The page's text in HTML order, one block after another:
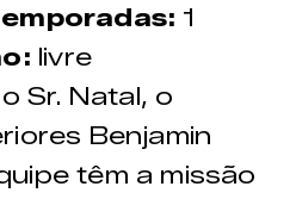
1
livre
Sr. Natal, o
Benjamin
têm a missão